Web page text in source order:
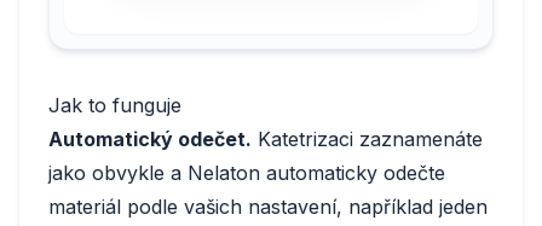
Jak to funguje
Automatický odečet. Katetrizaci zaznamenáte
jako obvykle a Nelaton automaticky odečte
materiál podle vašich nastavení, například jeden